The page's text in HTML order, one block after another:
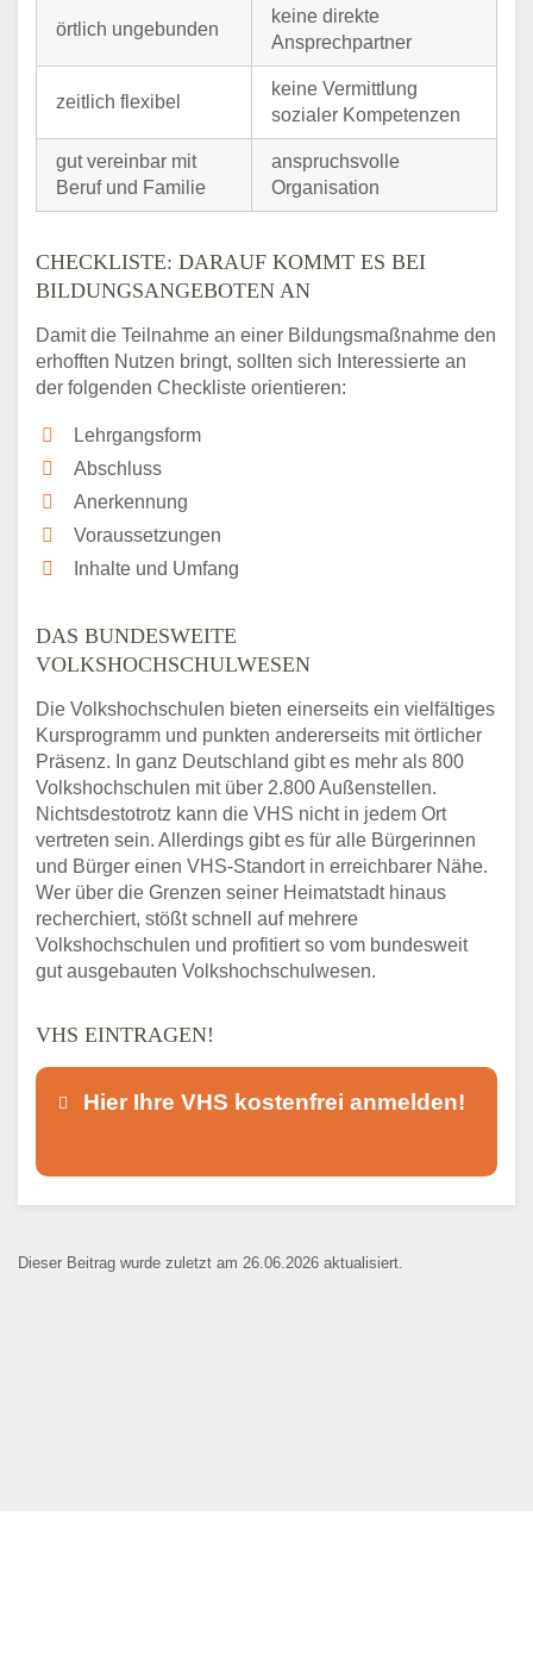
örtlich ungebunden
keine direkte
Ansprechpartner
zeitlich flexibel
keine Vermittlung
sozialer Kompetenzen
gut vereinbar mit
Beruf und Familie
anspruchsvolle
Organisation
CHECKLISTE: DARAUF KOMMT ES BEI
BILDUNGSANGEBOTEN AN
Damit die Teilnahme an einer Bildungsmaßnahme den
erhofften Nutzen bringt, sollten sich Interessierte an
der folgenden Checkliste orientieren:
Lehrgangsform
Abschluss
Anerkennung
Voraussetzungen
Inhalte und Umfang
DAS BUNDESWEITE
VOLKSHOCHSCHULWESEN
Die Volkshochschulen bieten einerseits ein vielfältiges
Kursprogramm und punkten andererseits mit örtlicher
Präsenz. In ganz Deutschland gibt es mehr als 800
Volkshochschulen mit über 2.800 Außenstellen.
Nichtsdestotrotz kann die VHS nicht in jedem Ort
vertreten sein. Allerdings gibt es für alle Bürgerinnen
und Bürger einen VHS-Standort in erreichbarer Nähe.
Wer über die Grenzen seiner Heimatstadt hinaus
recherchiert, stößt schnell auf mehrere
Volkshochschulen und profitiert so vom bundesweit
gut ausgebauten Volkshochschulwesen.
VHS EINTRAGEN!
Hier Ihre VHS kostenfrei anmelden!
Kontaktaufnahme und ist nicht
Dieser Beitrag wurde zuletzt am 26.06.2026 aktualisiert.